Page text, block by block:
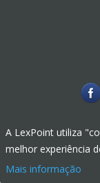
A LexPoint utiliza
melhor experiência
Mais informação